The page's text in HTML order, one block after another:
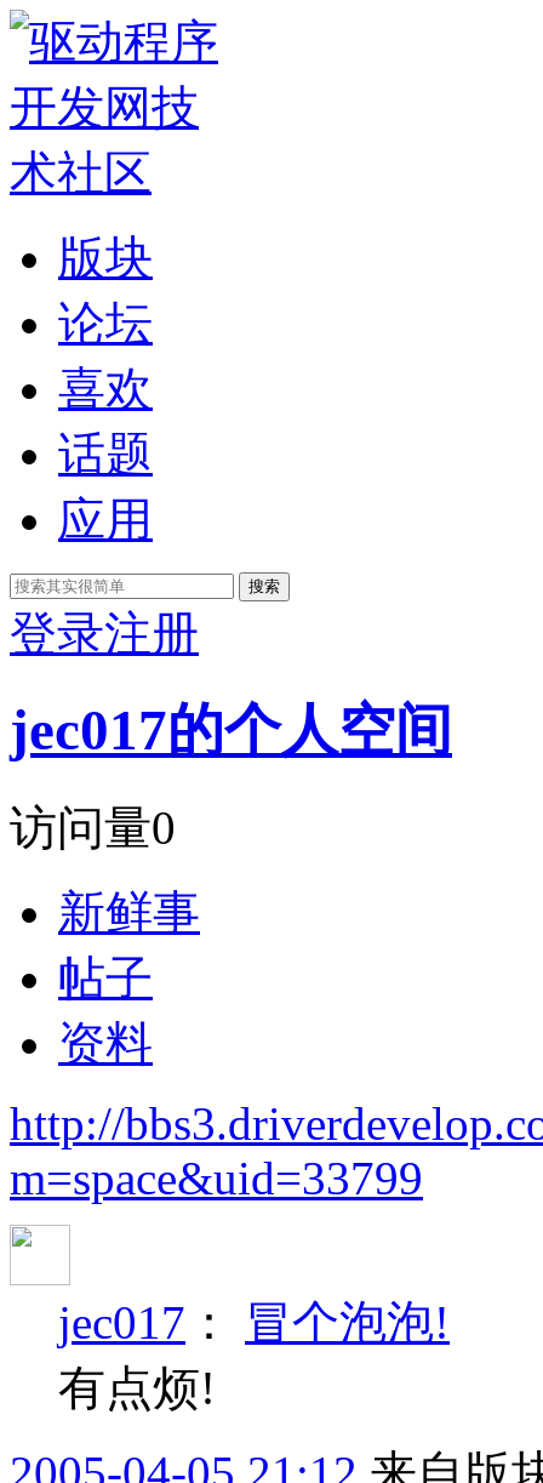
版块
论坛
喜欢
话题
应用
搜索
登录注册
jec017的个人空间
访问量0
新鲜事
帖子
资料
http://
m=space&uid=33799
jec017 ： 冒个泡泡!
有点烦!
2005-04-05 21:12 来自版